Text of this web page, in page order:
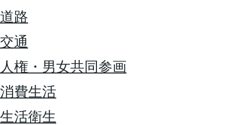
道路
交通
人権・男女共同参画
消費生活
生活衛生